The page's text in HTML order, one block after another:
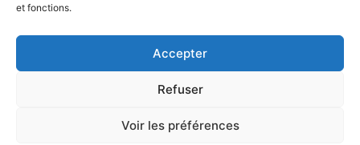
et fonctions.
Accepter
Refuser
Voir les préférences
05 34 391 392
Création site internet vitrine